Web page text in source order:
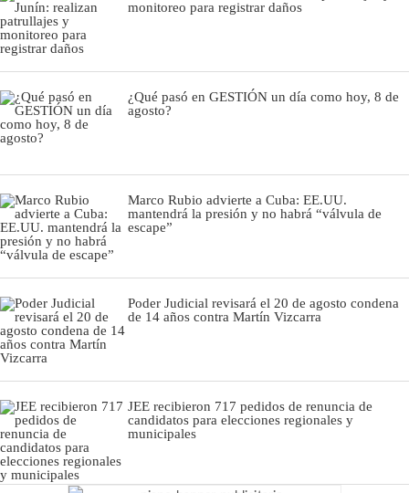
monitoreo para registrar daños
¿Qué pasó en GESTIÓN un día como hoy, 8 de
agosto?
Marco Rubio advierte a Cuba: EE.UU.
mantendrá la presión y no habrá “válvula de
escape”
Poder Judicial revisará el 20 de agosto condena
de 14 años contra Martín Vizcarra
JEE recibieron 717 pedidos de renuncia de
candidatos para elecciones regionales y
municipales